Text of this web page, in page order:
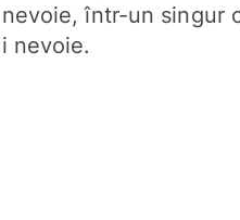
într-un singur
nevoie.